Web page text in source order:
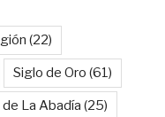
(22)
Siglo de Oro (61)
La Abadía (25)